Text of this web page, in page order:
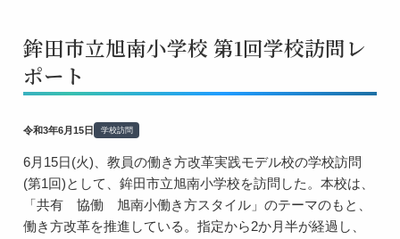
鉾田市立旭南小学校 第1回学校訪問レ
ポート
令和3年6月15日 学校訪問
6月15日(火)、教員の働き方改革実践モデル校の学校訪問
(第1回)として、鉾田市立旭南小学校を訪問した。本校は、
「共有 協働 旭南小働き方スタイル」のテーマのもと、
働き方改革を推進している。指定から2か月半が経過し、